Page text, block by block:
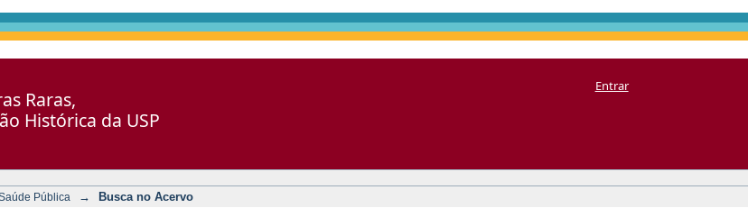
Raras,
Histórica da USP
Entrar
Pública → Busca no Acervo